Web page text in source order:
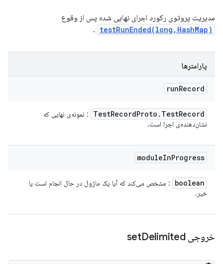
مدیریت پروتوی رکورد اجرای نهایی شده پس از وقوع
testRunEnded(long,HashMap)
.
پارامترها
runRecord
TestRecordProto . TestRecord
: نمونه‌ی نهایی که
نشان‌دهنده‌ی اجرا است.
moduleInProgress
boolean
: مشخص می‌کند که آیا یک ماژول در حال انجام است یا
خیر.
خروجی setDelimited